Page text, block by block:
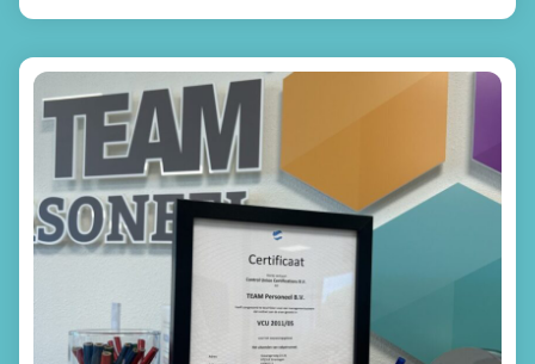
reiskostenvergoeding via hun opdrachtgever. De
maatregelen gaan officieel in vanaf 22 mei 2026, de
dag na publicatie van het besluit in de
Staatscourant, en werken terug tot en met 1 januari
2026. Hieronder lees je wat deze wijziging precies
betekent.